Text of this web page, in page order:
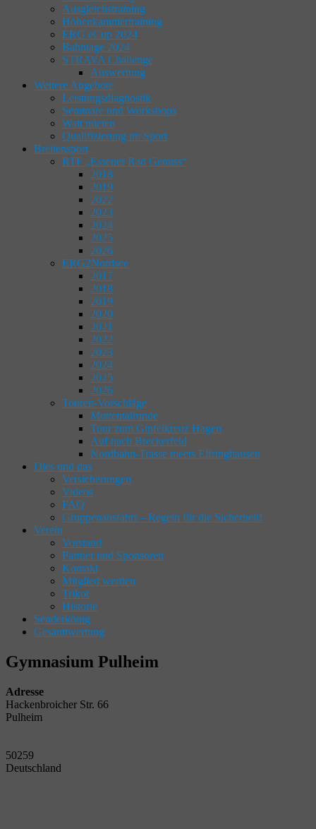
Ausgleichstraining
Höhenkammertraining
ERG eCup 2024
Bahntage 2024
STRAVA Challenge
Auswertung
Weitere Angebote
Leistungsdiagnostik
Seminare und Workshops
Watt mieten
Qualifizierung im Sport
Breitensport
RTF „Essener Rad Genuss“
2018
2019
2022
2023
2024
2025
2026
ERG2Nordsee
2017
2018
2019
2020
2021
2022
2023
2024
2025
2026
Touren-Vorschläge
Muttentalrunde
Tour zum Gipfelkreuz Hagen
Auf nach Breckerfeld
Nordbahn-Trasse meets Elfringhausen
Dies und das
Versicherungen
Videos
FAQ
Gruppenausfahrt – Regeln für die Sicherheit!
Verein
Vorstand
Partner und Sponsoren
Kontakt
Mitglied werden
Trikot
Historie
Senderkönig
Gesamtwertung
Gymnasium Pulheim
Adresse
Hackenbroicher Str. 66
Pulheim
50259
Deutschland